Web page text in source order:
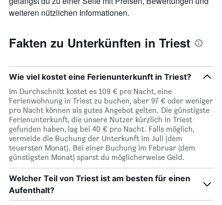
weiteren nützlichen Informationen.
Fakten zu Unterkünften in Triest
Wie viel kostet eine Ferienunterkunft in Triest?
Im Durchschnitt kostet es 109 € pro Nacht, eine
Ferienwohnung in Triest zu buchen, aber 97 € oder weniger
pro Nacht können als gutes Angebot gelten. Die günstigste
Ferienunterkunft, die unsere Nutzer kürzlich in Triest
gefunden haben, lag bei 40 € pro Nacht. Falls möglich,
vermeide die Buchung der Unterkunft im Juli (dem
teuersten Monat). Bei einer Buchung im Februar (dem
günstigsten Monat) sparst du möglicherweise Geld.
Welcher Teil von Triest ist am besten für einen
Aufenthalt?